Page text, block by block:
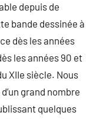
depuis de
bande dessinée à
dès les années
les années 90 et
XIIe siècle. Nous
grand nombre
quelques